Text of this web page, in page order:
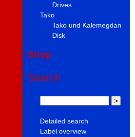
Drives
Tako
Tako und Kalemegdan
Disk
Shop
Search
Detailed search
Label overview